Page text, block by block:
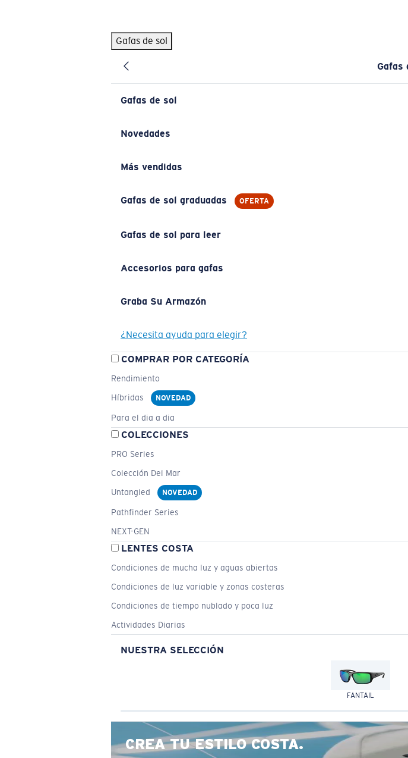
Gafas de sol
Gafas
Gafas de sol
Novedades
Más vendidas
Gafas de sol graduadas OFERTA
Gafas de sol para leer
Accesorios para gafas
Graba Su Armazón
¿Necesita ayuda para elegir?
COMPRAR POR CATEGORÍA
Rendimiento
Híbridas
NOVEDAD
Para el dia a dia
COLECCIONES
PRO Series
Colección Del Mar
Untangled
NOVEDAD
Pathfinder Series
NEXT-GEN
LENTES COSTA
Condiciones de mucha luz y aguas abiertas
Condiciones de luz variable y zonas costeras
Condiciones de tiempo nublado y poca luz
Actividades Diarias
NUESTRA SELECCIÓN
FANTAIL
CREA TU ESTILO COSTA.
BÚSQUEDAS POPULARES
Pilothouse PRO Limited Edition Pack
Gafas de sol personalizadas
Los más vendidos de gafas de sol